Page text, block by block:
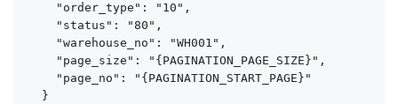
    "order_type": "10",
    "status": "80",
    "warehouse_no": "WH001",
    "page_size": "{PAGINATION_PAGE_SIZE}",
    "page_no": "{PAGINATION_START_PAGE}"
  }